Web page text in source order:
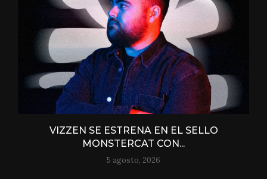
VIZZEN SE ESTRENA EN EL SELLO
MONSTERCAT CON...
5 agosto, 2026